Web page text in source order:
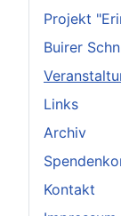
Projekt
Buirer
Links
Archiv
Kontakt